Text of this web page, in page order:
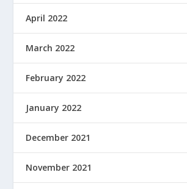
April 2022
March 2022
February 2022
January 2022
December 2021
November 2021